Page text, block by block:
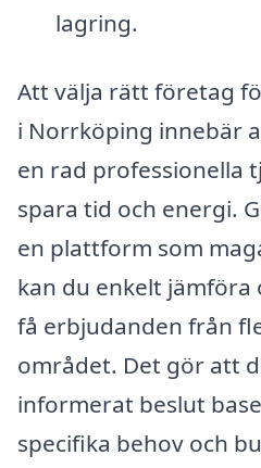
lagring.
Att välja rätt företag
i Norrköping innebär
en rad professionella
spara tid och energi.
en plattform som
kan du enkelt
få erbjudanden från
området. Det gör att
informerat beslut
specifika behov och